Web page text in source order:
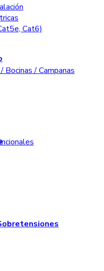
Cat6)
Bocinas / Campanas